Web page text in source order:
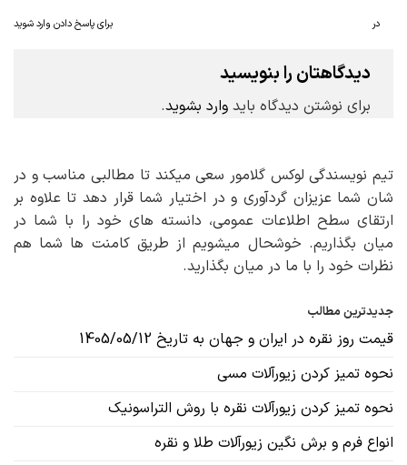
در برای پاسخ دادن وارد شوید
دیدگاهتان را بنویسید
برای نوشتن دیدگاه باید وارد بشوید.
تیم نویسندگی لوکس گلامور سعی میکند تا مطالبی مناسب و در
شان شما عزیزان گردآوری و در اختیار شما قرار دهد تا علاوه بر
ارتقای سطح اطلاعات عمومی، دانسته های خود را با شما در
میان بگذاریم. خوشحال میشویم از طریق کامنت ها شما هم
نظرات خود را با ما در میان بگذارید.
جدیدترین مطالب
قیمت روز نقره در ایران و جهان به تاریخ 1405/05/12
نحوه تمیز کردن زیورآلات مسی
نحوه تمیز کردن زیورآلات نقره با روش التراسونیک
انواع فرم و برش نگین زیورآلات طلا و نقره